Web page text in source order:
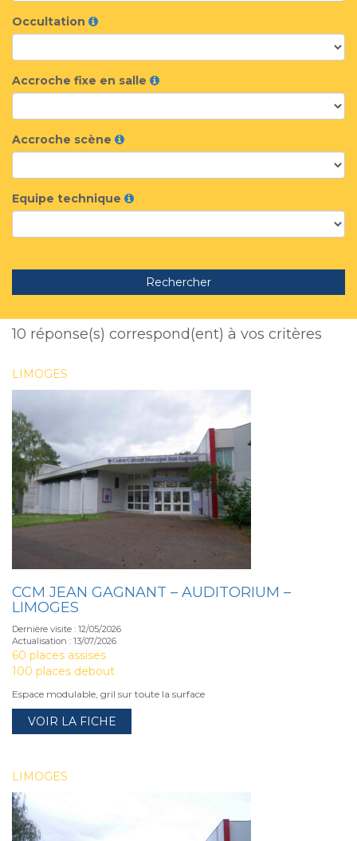
Occultation
Accroche fixe en salle
Accroche scène
Equipe technique
Rechercher
10 réponse(s) correspond(ent) à vos critères
LIMOGES
CCM JEAN GAGNANT – AUDITORIUM –
LIMOGES
Dernière visite : 12/05/2026
Actualisation : 13/07/2026
60 places assises
100 places debout
Espace modulable, gril sur toute la surface
VOIR LA FICHE
LIMOGES